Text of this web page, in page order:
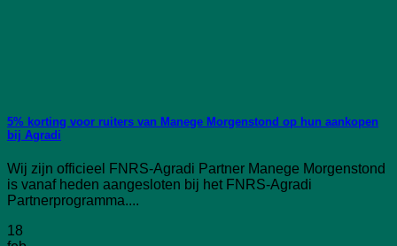
5% korting voor ruiters van Manege Morgenstond op hun aankopen
bij Agradi
Wij zijn officieel FNRS-Agradi Partner Manege Morgenstond
is vanaf heden aangesloten bij het FNRS-Agradi
Partnerprogramma....
18